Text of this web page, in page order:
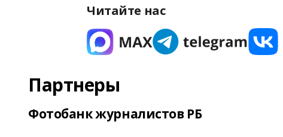
Читайте нас
Партнеры
Фотобанк журналистов РБ